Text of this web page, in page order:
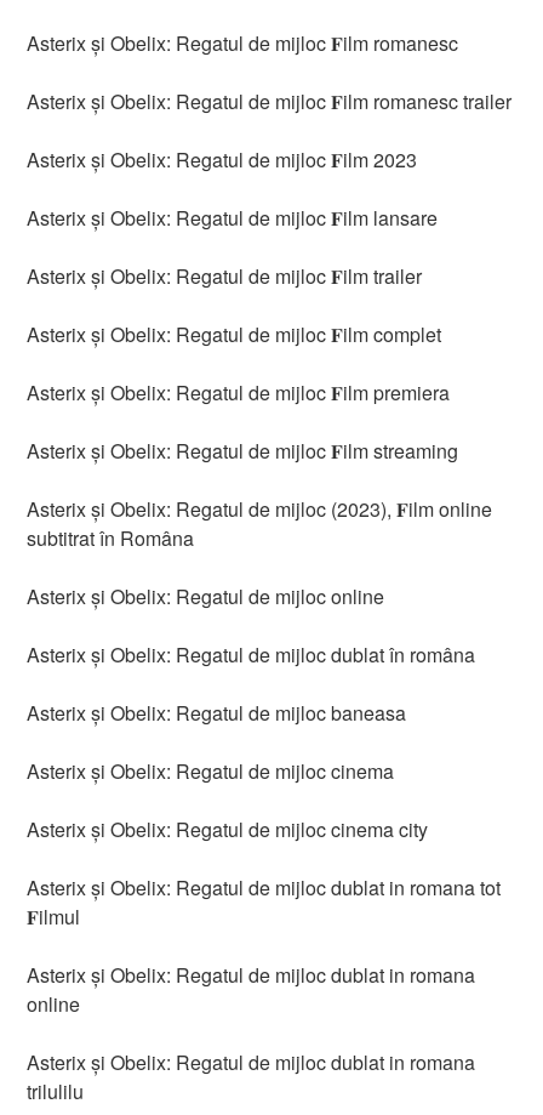
Asterix și Obelix: Regatul de mijloc 𝐅ilm romanesc
Asterix și Obelix: Regatul de mijloc 𝐅ilm romanesc trailer
Asterix și Obelix: Regatul de mijloc 𝐅ilm 2023
Asterix și Obelix: Regatul de mijloc 𝐅ilm lansare
Asterix și Obelix: Regatul de mijloc 𝐅ilm trailer
Asterix și Obelix: Regatul de mijloc 𝐅ilm complet
Asterix și Obelix: Regatul de mijloc 𝐅ilm premiera
Asterix și Obelix: Regatul de mijloc 𝐅ilm streaming
Asterix și Obelix: Regatul de mijloc (2023), 𝐅ilm online
subtitrat în Româna
Asterix și Obelix: Regatul de mijloc online
Asterix și Obelix: Regatul de mijloc dublat în româna
Asterix și Obelix: Regatul de mijloc baneasa
Asterix și Obelix: Regatul de mijloc cinema
Asterix și Obelix: Regatul de mijloc cinema city
Asterix și Obelix: Regatul de mijloc dublat in romana tot
𝐅ilmul
Asterix și Obelix: Regatul de mijloc dublat in romana
online
Asterix și Obelix: Regatul de mijloc dublat in romana
trilulilu